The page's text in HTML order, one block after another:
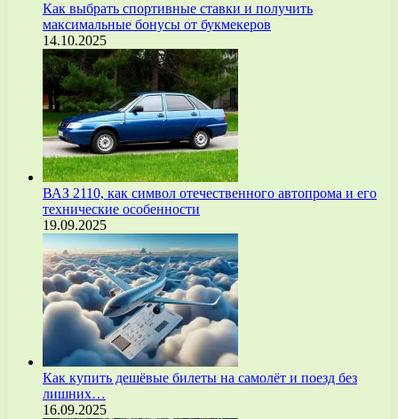
Как выбрать спортивные ставки и получить
максимальные бонусы от букмекеров
14.10.2025
ВАЗ 2110, как символ отечественного автопрома и его
технические особенности
19.09.2025
Как купить дешёвые билеты на самолёт и поезд без
лишних…
16.09.2025